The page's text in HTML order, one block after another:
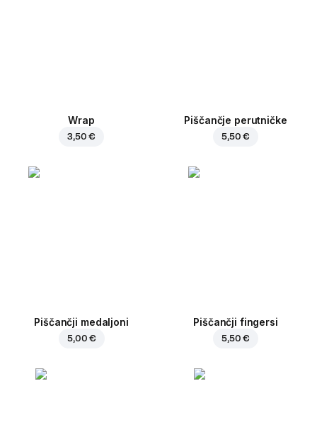
Wrap
3,50 €
Piščančje perutničke
5,50 €
Piščančji medaljoni
5,00 €
Piščančji fingersi
5,50 €